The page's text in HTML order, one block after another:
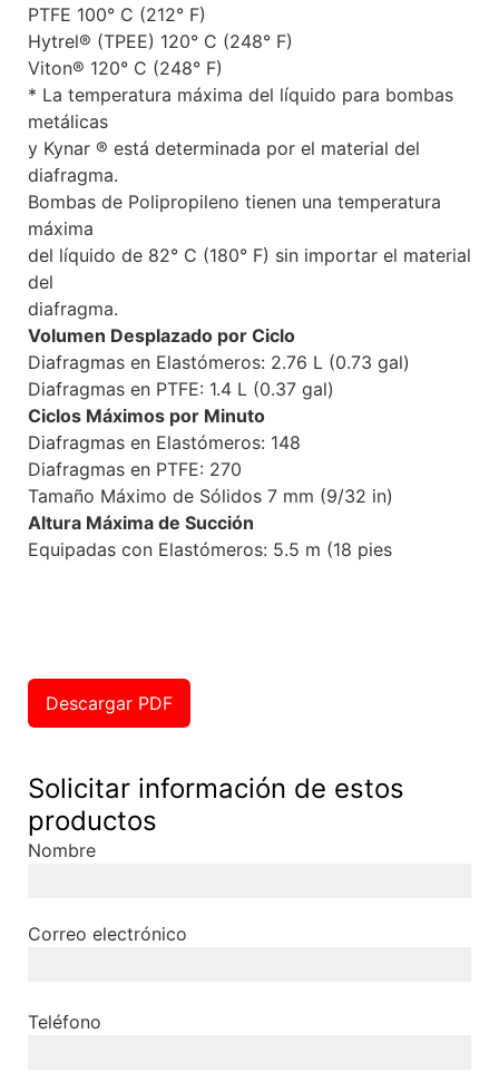
PTFE 100° C (212° F)
Hytrel® (TPEE) 120° C (248° F)
Viton® 120° C (248° F)
* La temperatura máxima del líquido para bombas
metálicas
y Kynar ® está determinada por el material del
diafragma.
Bombas de Polipropileno tienen una temperatura
máxima
del líquido de 82° C (180° F) sin importar el material
del
diafragma.
Volumen Desplazado por Ciclo
Diafragmas en Elastómeros: 2.76 L (0.73 gal)
Diafragmas en PTFE: 1.4 L (0.37 gal)
Ciclos Máximos por Minuto
Diafragmas en Elastómeros: 148
Diafragmas en PTFE: 270
Tamaño Máximo de Sólidos 7 mm (9/32 in)
Altura Máxima de Succión
Equipadas con Elastómeros: 5.5 m (18 pies
Descargar PDF
Solicitar información de estos
productos
Nombre
Correo electrónico
Teléfono